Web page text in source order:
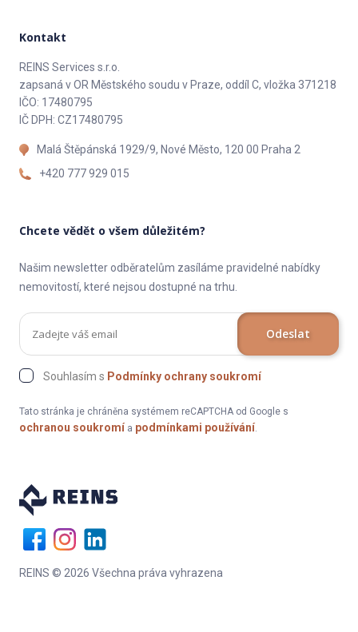
Kontakt
REINS Services s.r.o.
zapsaná v OR Městského soudu v Praze, oddíl C, vložka 371218
IČO: 17480795
IČ DPH: CZ17480795
Malá Štěpánská 1929/9, Nové Město, 120 00 Praha 2
+420 777 929 015
Chcete vědět o všem důležitém?
Našim newsletter odběratelům zasíláme pravidelné nabídky
nemovitostí, které nejsou dostupné na trhu.
Odeslat
Souhlasím s Podmínky ochrany soukromí
Tato stránka je chráněna systémem reCAPTCHA od Google s
ochranou soukromí a podmínkami používání.
REINS © 2026 Všechna práva vyhrazena